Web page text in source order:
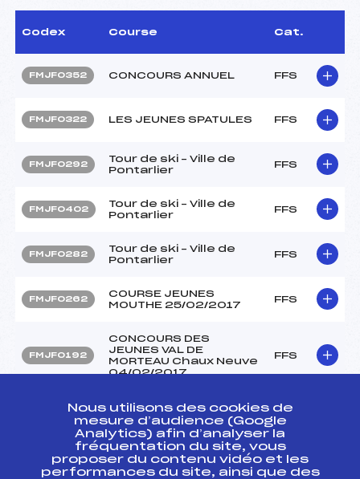
Codex Course Cat.
FMJF0352 CONCOURS ANNUEL FFS
FMJF0322 LES JEUNES SPATULES FFS
FMJF0292
Tour de ski – Ville de
Pontarlier
FFS
FMJF0402
Tour de ski – Ville de
Pontarlier
FFS
FMJF0282
Tour de ski – Ville de
Pontarlier
FFS
FMJF0262
COURSE JEUNES
MOUTHE 25/02/2017
FFS
FMJF0192
CONCOURS DES
JEUNES VAL DE
MORTEAU Chaux Neuve
04/02/2017
FFS
FMJF0092 CONCOURS ANNUEL FFS
FMJF0082
CHALLENGE
BERTONCINI
FFS
Nous utilisons des cookies de
mesure d’audience (Google
Analytics) afin d’analyser la
fréquentation du site, vous
proposer du contenu vidéo et les
performances du site, ainsi que des